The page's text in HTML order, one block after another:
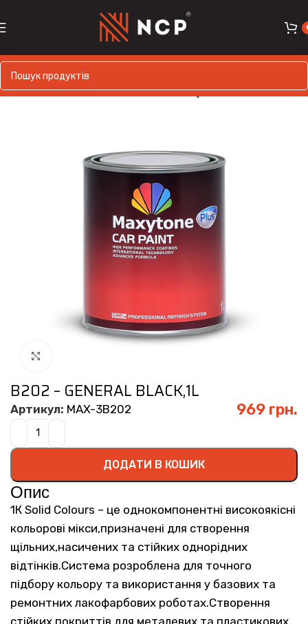
Головна MAXYTONE Maxytone MIX
B202 – GENERAL BLACK,1L
Артикул: MAX-3B202 969 грн.
ДОДАТИ В КОШИК
Опис
1К Solid Colours – це однокомпонентні високоякісні
кольорові мікси,призначені для створення
щільних,насичених та стійких однорідних
відтінків.Система розроблена для точного
підбору кольору та використання у базових та
ремонтних лакофарбових роботах.Створення
стійких покриттів для металевих та пластикових